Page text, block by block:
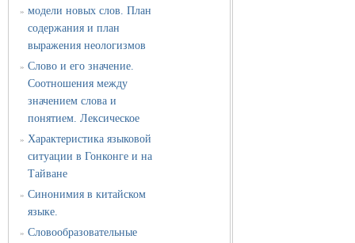
» модели новых слов. План
содержания и план
выражения неологизмов
» Слово и его значение.
Соотношения между
значением слова и
понятием. Лексическое
» Характеристика языковой
ситуации в Гонконге и на
Тайване
» Синонимия в китайском
языке.
» Словообразовательные